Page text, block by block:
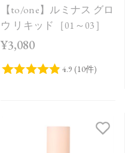
【to/one】ルミナス グロ
ウ リキッド［01～03］
¥3,080